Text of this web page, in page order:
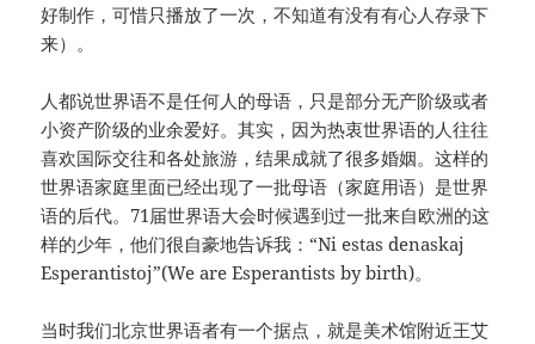
好制作，可惜只播放了一次，不知道有没有有心人存录下
来）。
人都说世界语不是任何人的母语，只是部分无产阶级或者
小资产阶级的业余爱好。其实，因为热衷世界语的人往往
喜欢国际交往和各处旅游，结果成就了很多婚姻。这样的
世界语家庭里面已经出现了一批母语（家庭用语）是世界
语的后代。71届世界语大会时候遇到过一批来自欧洲的这
样的少年，他们很自豪地告诉我：“Ni estas denaskaj
Esperantistoj”(We are Esperantists by birth)。
当时我们北京世界语者有一个据点，就是美术馆附近王艾